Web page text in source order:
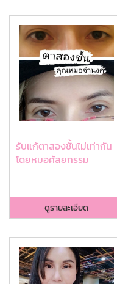
รับแก้ตาสองชั้นไม่เท่ากัน
โดยหมอศัลยกรรม
ดูรายละเอียด